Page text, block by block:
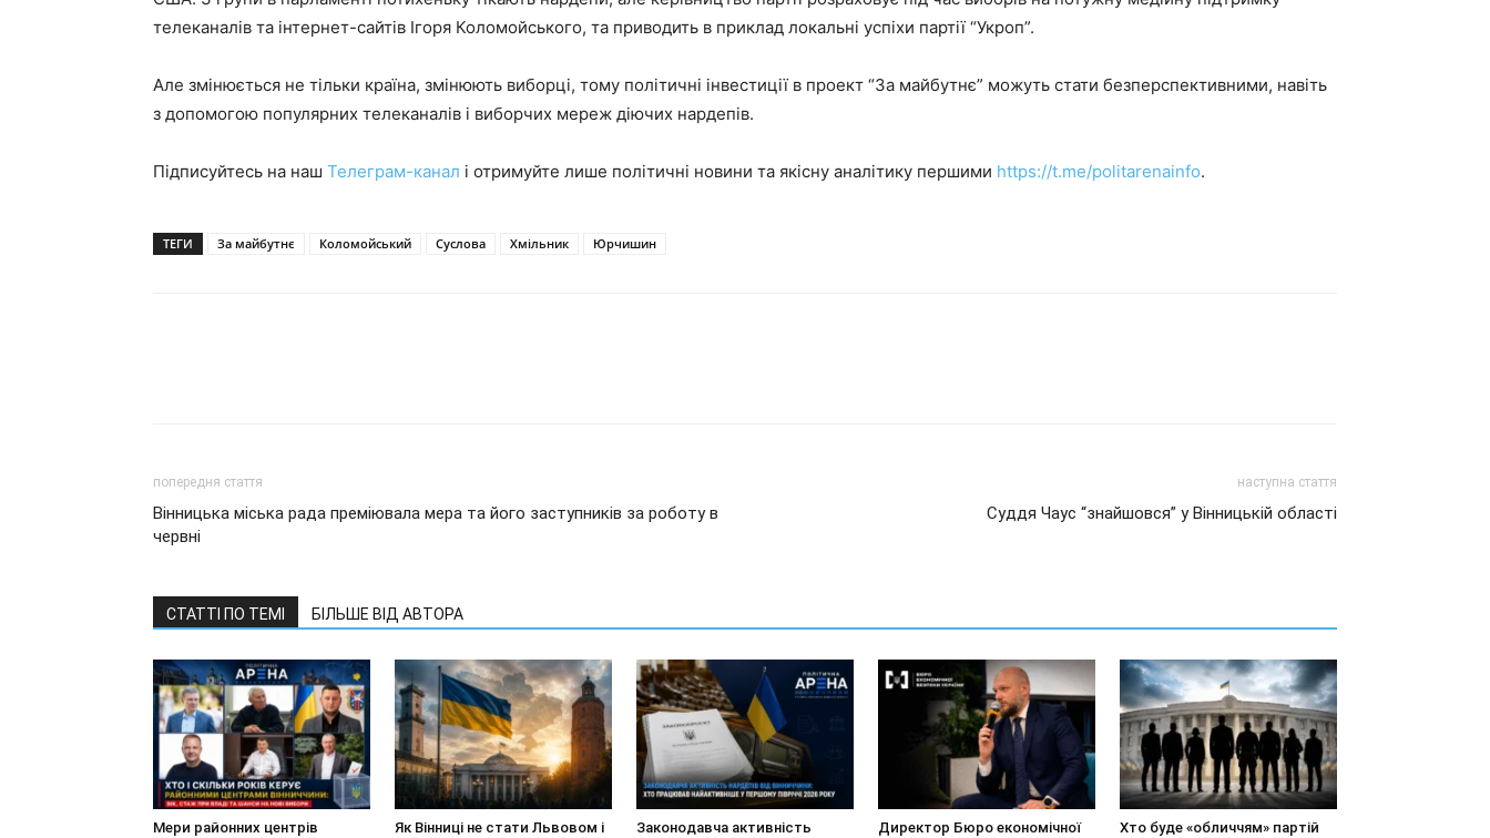
телеканалів та інтернет-сайтів Ігоря Коломойського, та приводить в приклад локальні успіхи партії “Укроп”.
Але змінюється не тільки країна, змінюють виборці, тому політичні інвестиції в проект “За майбутнє” можуть стати безперспективними, навіть
з допомогою популярних телеканалів і виборчих мереж діючих нардепів.
Підписуйтесь на наш Телеграм-канал і отримуйте лише політичні новини та якісну аналітику першими https://t.me/politarenainfo.
ТЕГИ За майбутнє Коломойський Суслова Хмільник Юрчишин
попередня стаття
Вінницька міська рада преміювала мера та його заступників за роботу в
червні
наступна стаття
Суддя Чаус “знайшовся” у Вінницькій області
СТАТТІ ПО ТЕМІ БІЛЬШЕ ВІД АВТОРА
Мери районних центрів
Як Вінниці не стати Львовом і
Законодавча активність
Директор Бюро економічної
Хто буде «обличчям» партій